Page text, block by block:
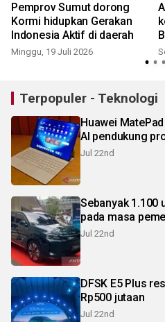
Pemprov Sumut dorong
Kormi hidupkan Gerakan
Indonesia Aktif di daerah
Minggu, 19 Juli 2026
Terpopuler - Teknologi
Huawei
AI pendukung
Jul 22nd
Sebanyak 1.100
pada masa
Jul 22nd
DFSK E5 Plus
Rp500 jutaan
Jul 22nd